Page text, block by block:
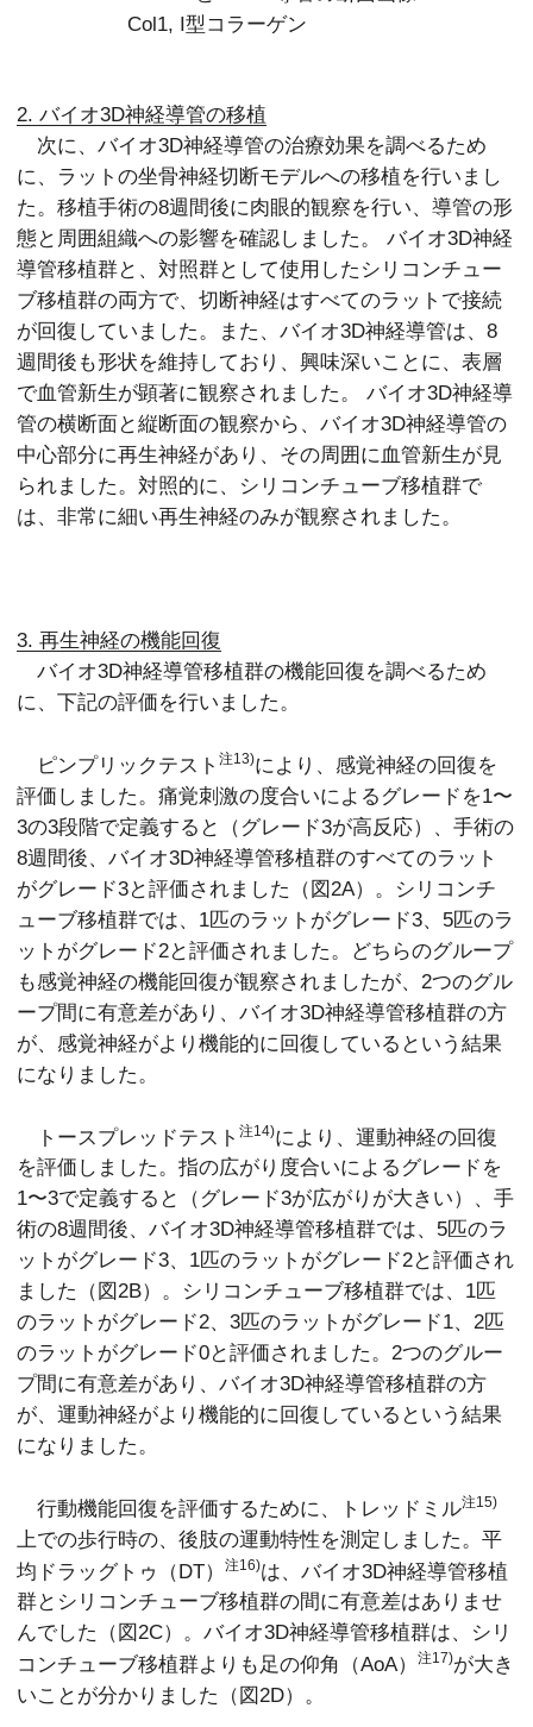
Col1, I型コラーゲン
2. バイオ3D神経導管の移植
次に、バイオ3D神経導管の治療効果を調べるため
に、ラットの坐骨神経切断モデルへの移植を行いまし
た。移植手術の8週間後に肉眼的観察を行い、導管の形
態と周囲組織への影響を確認しました。 バイオ3D神経
導管移植群と、対照群として使用したシリコンチュー
ブ移植群の両方で、切断神経はすべてのラットで接続
が回復していました。また、バイオ3D神経導管は、8
週間後も形状を維持しており、興味深いことに、表層
で血管新生が顕著に観察されました。 バイオ3D神経導
管の横断面と縦断面の観察から、バイオ3D神経導管の
中心部分に再生神経があり、その周囲に血管新生が見
られました。対照的に、シリコンチューブ移植群で
は、非常に細い再生神経のみが観察されました。
3. 再生神経の機能回復
バイオ3D神経導管移植群の機能回復を調べるため
に、下記の評価を行いました。
ピンプリックテスト注13)により、感覚神経の回復を
評価しました。痛覚刺激の度合いによるグレードを1〜
3の3段階で定義すると（グレード3が高反応）、手術の
8週間後、バイオ3D神経導管移植群のすべてのラット
がグレード3と評価されました（図2A）。シリコンチ
ューブ移植群では、1匹のラットがグレード3、5匹のラ
ットがグレード2と評価されました。どちらのグループ
も感覚神経の機能回復が観察されましたが、2つのグル
ープ間に有意差があり、バイオ3D神経導管移植群の方
が、感覚神経がより機能的に回復しているという結果
になりました。
トースプレッドテスト注14)により、運動神経の回復
を評価しました。指の広がり度合いによるグレードを
1〜3で定義すると（グレード3が広がりが大きい）、手
術の8週間後、バイオ3D神経導管移植群では、5匹のラ
ットがグレード3、1匹のラットがグレード2と評価され
ました（図2B）。シリコンチューブ移植群では、1匹
のラットがグレード2、3匹のラットがグレード1、2匹
のラットがグレード0と評価されました。2つのグルー
プ間に有意差があり、バイオ3D神経導管移植群の方
が、運動神経がより機能的に回復しているという結果
になりました。
行動機能回復を評価するために、トレッドミル注15)
上での歩行時の、後肢の運動特性を測定しました。平
均ドラッグトゥ（DT）注16)は、バイオ3D神経導管移植
群とシリコンチューブ移植群の間に有意差はありませ
んでした（図2C）。バイオ3D神経導管移植群は、シリ
コンチューブ移植群よりも足の仰角（AoA）注17)が大き
いことが分かりました（図2D）。